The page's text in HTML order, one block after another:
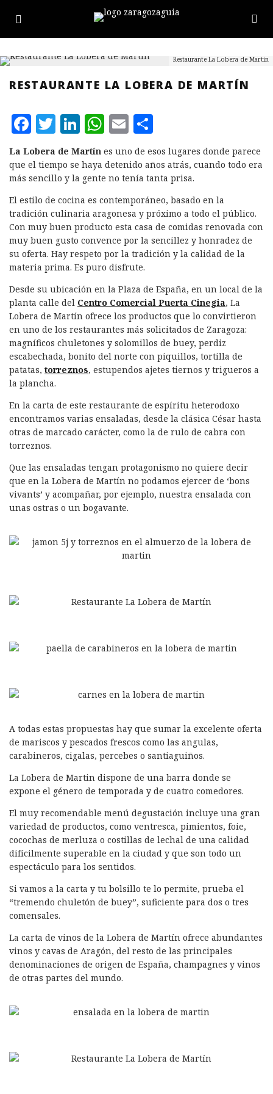
Restaurante La Lobera de Martín
RESTAURANTE LA LOBERA DE MARTÍN
F
a
c
e
b
o
o
k
T
w
it
te
r
L
i
n
k
e
d
I
n
W
h
at
s
A
p
p
E
m
ai
l
o
m
p
a
rt
ir
La Lobera de Martín es uno de esos lugares donde parece
que el tiempo se haya detenido años atrás, cuando todo era
más sencillo y la gente no tenía tanta prisa.
El estilo de cocina es contemporáneo, basado en la
tradición culinaria aragonesa y próximo a todo el público.
Con muy buen producto esta casa de comidas renovada con
muy buen gusto convence por la sencillez y honradez de
su oferta. Hay respeto por la tradición y la calidad de la
materia prima. Es puro disfrute.
Desde su ubicación en la Plaza de España, en un local de la
planta calle del Centro Comercial Puerta Cinegia, La
Lobera de Martín ofrece los productos que lo convirtieron
en uno de los restaurantes más solicitados de Zaragoza:
magníficos chuletones y solomillos de buey, perdiz
escabechada, bonito del norte con piquillos, tortilla de
patatas, torreznos, estupendos ajetes tiernos y trigueros a
la plancha.
En la carta de este restaurante de espíritu heterodoxo
encontramos varias ensaladas, desde la clásica César hasta
otras de marcado carácter, como la de rulo de cabra con
torreznos.
Que las ensaladas tengan protagonismo no quiere decir
que en la Lobera de Martín no podamos ejercer de ‘bons
vivants’ y acompañar, por ejemplo, nuestra ensalada con
unas ostras o un bogavante.
A todas estas propuestas hay que sumar la excelente oferta
de mariscos y pescados frescos como las angulas,
carabineros, cigalas, percebes o santiaguiños.
La Lobera de Martin dispone de una barra donde se
expone el género de temporada y de cuatro comedores.
El muy recomendable menú degustación incluye una gran
variedad de productos, como ventresca, pimientos, foie,
cocochas de merluza o costillas de lechal de una calidad
difícilmente superable en la ciudad y que son todo un
espectáculo para los sentidos.
Si vamos a la carta y tu bolsillo te lo permite, prueba el
“tremendo chuletón de buey”, suficiente para dos o tres
comensales.
La carta de vinos de la Lobera de Martín ofrece abundantes
vinos y cavas de Aragón, del resto de las principales
denominaciones de origen de España, champagnes y vinos
de otras partes del mundo.